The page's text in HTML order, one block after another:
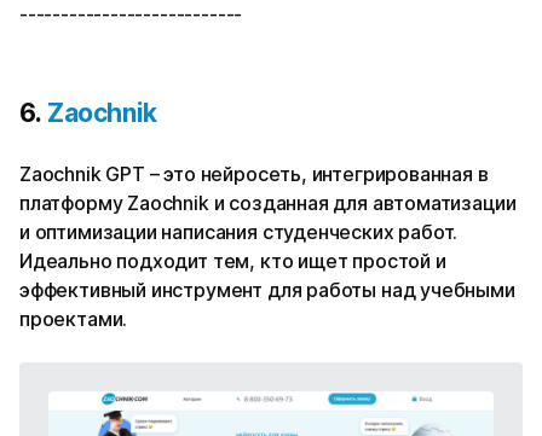
---------------------------
6. Zaochnik
Zaochnik GPT – это нейросеть, интегрированная в
платформу Zaochnik и созданная для автоматизации
и оптимизации написания студенческих работ.
Идеально подходит тем, кто ищет простой и
эффективный инструмент для работы над учебными
проектами.